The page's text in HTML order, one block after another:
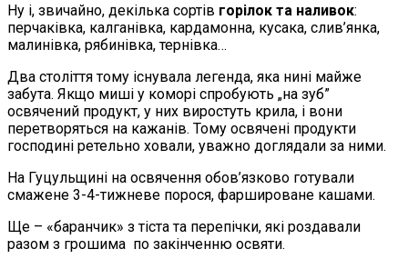
Ну і, звичайно, декілька сортів горілок та наливок:
перчаківка, калганівка, кардамонна, кусака, слив’янка,
малинівка, рябинівка, тернівка…
Два століття тому існувала легенда, яка нині майже
забута. Якщо миші у коморі спробують „на зуб”
освячений продукт, у них виростуть крила, і вони
перетворяться на кажанів. Тому освячені продукти
господині ретельно ховали, уважно доглядали за ними.
На Гуцульщині на освячення обов’язково готували
смажене 3-4-тижневе порося, фаршироване кашами.
Ще – «баранчик» з тіста та перепічки, які роздавали
разом з грошима по закінченню освяти.